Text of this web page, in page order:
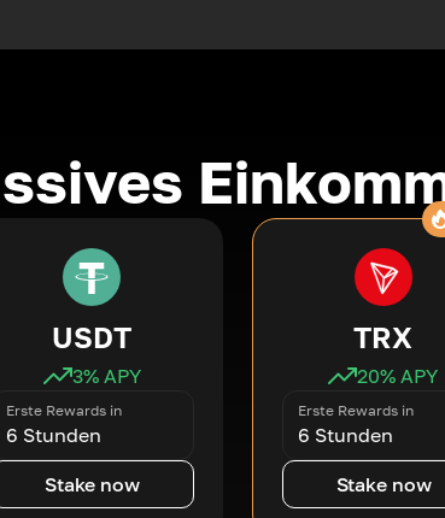
USDT
3% APY
Erste Rewards in
6 Stunden
Stake now
TRX
20% APY
Erste Rewards in
6 Stunden
Stake now